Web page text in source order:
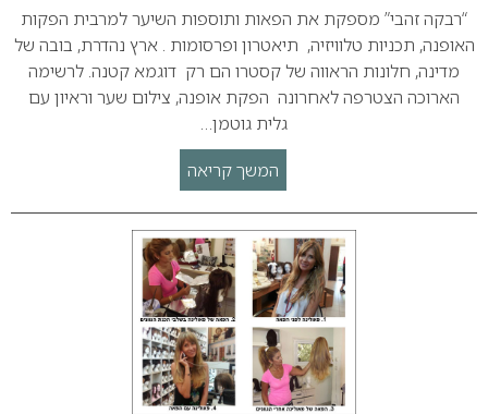
“רבקה זהבי” מספקת את הפאות ותוספות השיער למרבית הפקות
האופנה, תכניות טלוויזיה, תיאטרון ופרסומות . ארץ נהדרת, בובה של
מדינה, חלונות הראווה של קסטרו הם רק דוגמא קטנה. לרשימה
הארוכה הצטרפה לאחרונה הפקת אופנה, צילום שער וראיון עם
גלית גוטמן…
המשך קריאה